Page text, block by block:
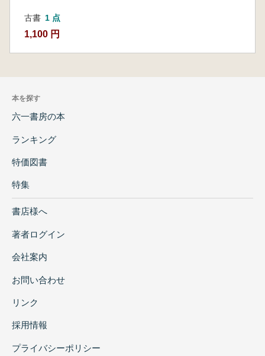
古書 1 点
1,100 円
本を探す
六一書房の本
ランキング
特価図書
特集
書店様へ
著者ログイン
会社案内
お問い合わせ
リンク
採用情報
プライバシーポリシー